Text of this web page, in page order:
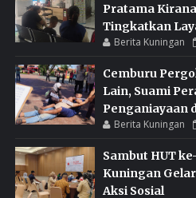
Pratama
Tingkatkan
Berita Kuningan
Cemburu
Lain, Suami
Penganiayaan
Berita Kuningan
Sambut HUT
Kuningan
Aksi Sosial